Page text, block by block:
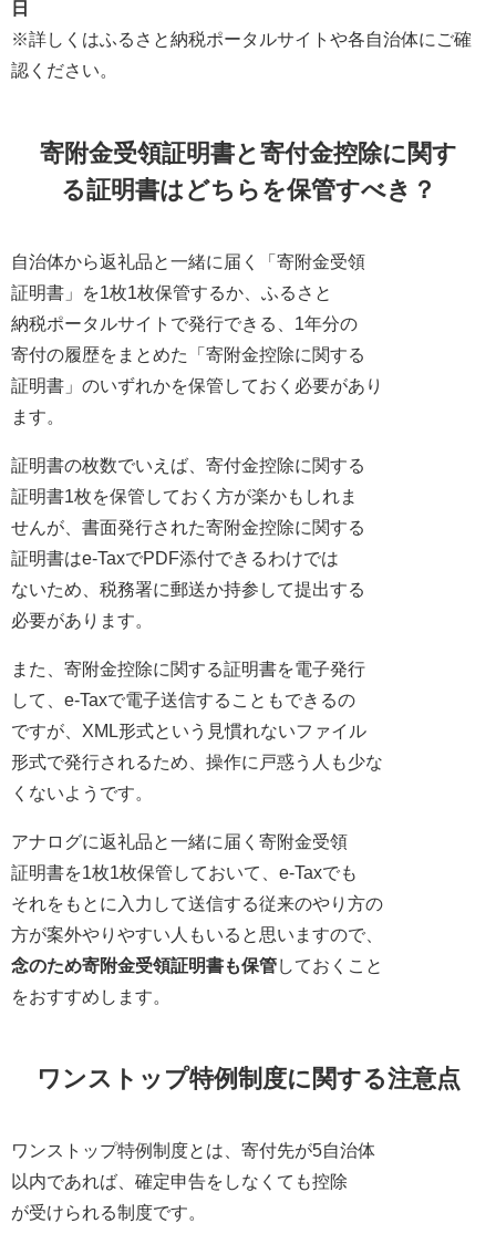
日
※詳しくはふるさと納税ポータルサイトや各自治体にご確
認ください。
寄附金受領証明書と寄付金控除に関す
る証明書はどちらを保管すべき？
自治体から返礼品と一緒に届く「寄附金受領
証明書」を1枚1枚保管するか、ふるさと
納税ポータルサイトで発行できる、1年分の
寄付の履歴をまとめた「寄附金控除に関する
証明書」のいずれかを保管しておく必要があり
ます。
証明書の枚数でいえば、寄付金控除に関する
証明書1枚を保管しておく方が楽かもしれま
せんが、書面発行された寄附金控除に関する
証明書はe-TaxでPDF添付できるわけでは
ないため、税務署に郵送か持参して提出する
必要があります。
また、寄附金控除に関する証明書を電子発行
して、e-Taxで電子送信することもできるの
ですが、XML形式という見慣れないファイル
形式で発行されるため、操作に戸惑う人も少な
くないようです。
アナログに返礼品と一緒に届く寄附金受領
証明書を1枚1枚保管しておいて、e-Taxでも
それをもとに入力して送信する従来のやり方の
方が案外やりやすい人もいると思いますので、
念のため寄附金受領証明書も保管しておくこと
をおすすめします。
ワンストップ特例制度に関する注意点
ワンストップ特例制度とは、寄付先が5自治体
以内であれば、確定申告をしなくても控除
が受けられる制度です。